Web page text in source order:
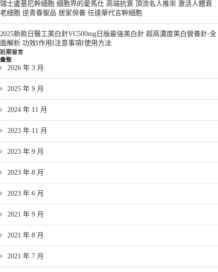
瑞士盧基尼幹細胞 細胞界的愛馬仕 高端抗衰 頂流名人推崇 激活人體衰
老細胞 逆青春聖品 居家保養 任達華代言幹細胞
2025新款日醫工美白針VC500mg日版最強美白針 超高濃度美白營養針-全
面解析:功效I作用I注意事項I使用方法
近期留言
彙整
2026 年 3 月
2025 年 9 月
2024 年 11 月
2023 年 11 月
2023 年 9 月
2023 年 8 月
2023 年 6 月
2021 年 9 月
2021 年 8 月
2021 年 7 月